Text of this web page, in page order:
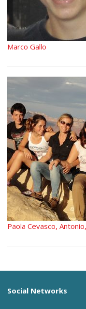
Marco Gallo
Paola Cevasco,
Social Networks